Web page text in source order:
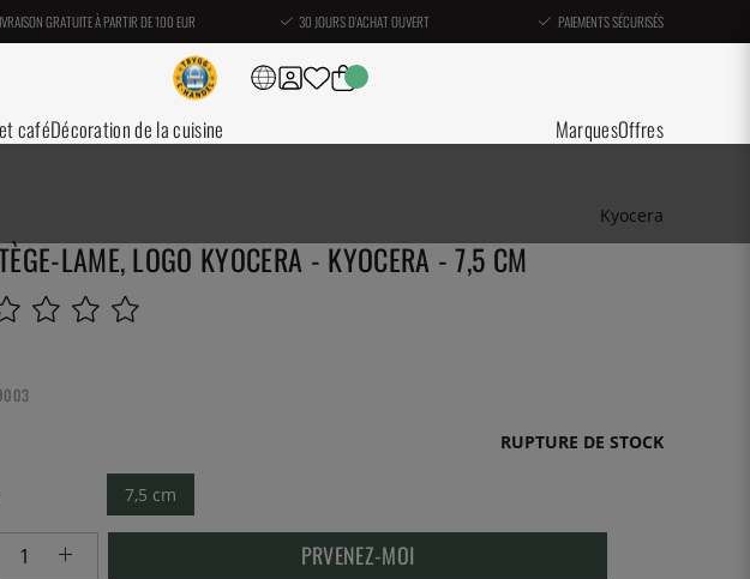
GRATUITE À PARTIR DE 100 EUR 30 JOURS D'ACHAT OUVERT PAIEMENTS SÉCURISÉS
caféDécoration de la cuisine MarquesOffres
Kyocera
LAME, LOGO KYOCERA - KYOCERA - 7,5 CM
RUPTURE DE STOCK
7,5 cm
PRVENEZ-MOI